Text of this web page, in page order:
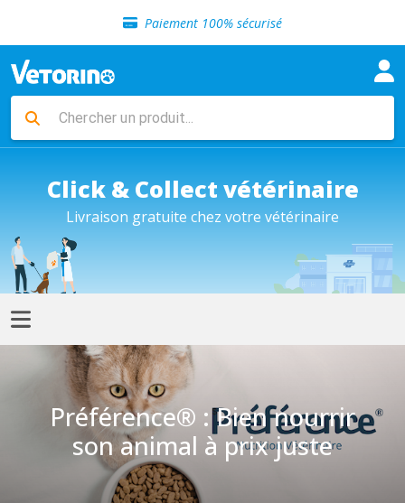
Sélection de croquettes vétérinaire
Livraison gratuite en clinique vétérinaire
Click & Collect vétérinaire
Livraison gratuite chez votre vétérinaire
Préférence® : Bien nourrir
son animal à prix juste